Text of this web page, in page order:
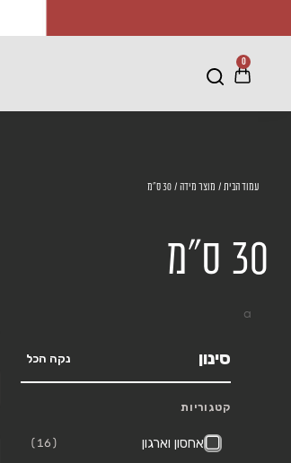
0
עמוד הבית / מוצר מידה / 30 ס"מ
30 ס"מ
a
סינון נקה הכל
קטגוריות
אחסון וארגון (16)